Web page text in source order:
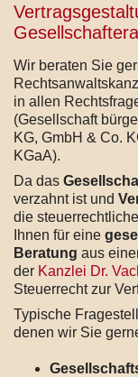
Wir beraten Sie
in allen
(Gesellschaft
KG, GmbH & Co.
KGaA).
Da das
verzahnt ist und
die
Ihnen für eine
Beratung aus
der Kanzlei Dr.
Steuerrecht zur
Typische
denen wir Sie